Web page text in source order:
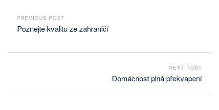
PREVIOUS POST
Poznejte kvalitu ze zahraničí
NEXT POST
Domácnost plná překvapení